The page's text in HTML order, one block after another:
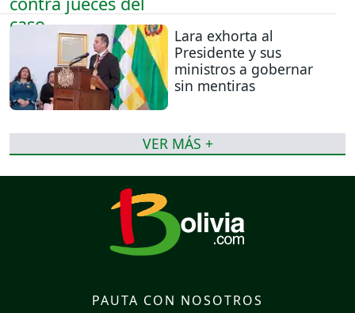
Lara exhorta al
Presidente y sus
ministros a gobernar
sin mentiras
VER MÁS +
PAUTA CON NOSOTROS